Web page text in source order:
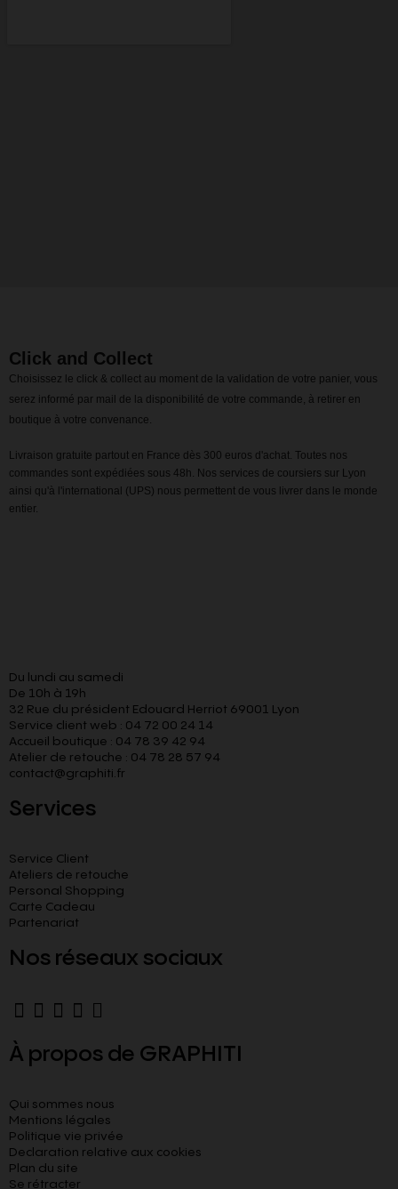
Click and Collect
Choisissez le click & collect au moment de la validation de votre panier, vous
serez informé par mail de la disponibilité de votre commande, à retirer en
boutique à votre convenance.
Livraison gratuite partout en France dès 300 euros d'achat. Toutes nos
commandes sont expédiées sous 48h. Nos services de coursiers sur Lyon
ainsi qu'à l'international (UPS) nous permettent de vous livrer dans le monde
entier.
Du lundi au samedi
De 10h à 19h
32 Rue du président Edouard Herriot 69001 Lyon
Service client web : 04 72 00 24 14
Accueil boutique : 04 78 39 42 94
Atelier de retouche : 04 78 28 57 94
contact@graphiti.fr
Services
Service Client
Ateliers de retouche
Personal Shopping
Carte Cadeau
Partenariat
Nos réseaux sociaux
À propos de GRAPHITI
Qui sommes nous
Mentions légales
Politique vie privée
Declaration relative aux cookies​
Plan du site
Se rétracter